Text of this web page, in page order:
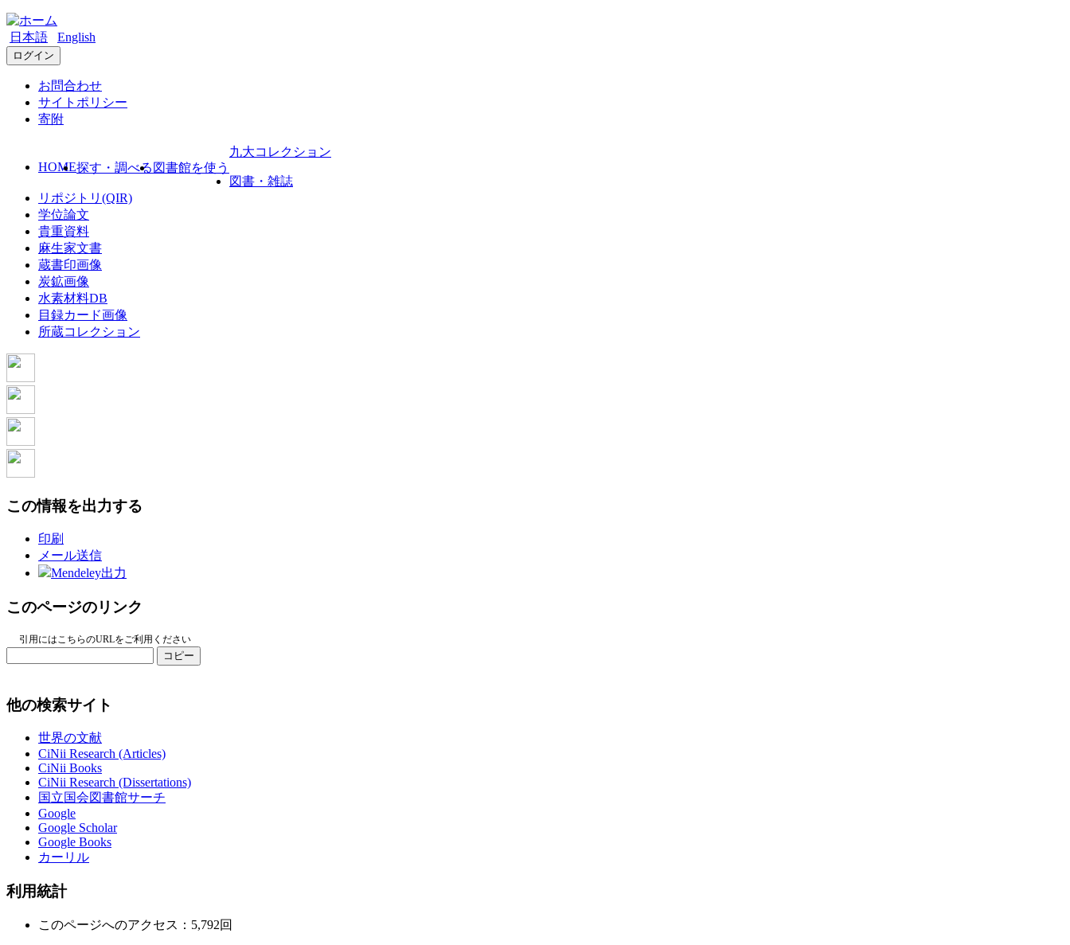
日本語 English
ログイン
お問合わせ
サイトポリシー
寄附
HOME探す・調べる 図書館を使う
九大コレクション
図書・雑誌
リポジトリ(QIR)
学位論文
貴重資料
麻生家文書
蔵書印画像
炭鉱画像
水素材料DB
目録カード画像
所蔵コレクション
この情報を出力する
印刷
メール送信
Mendeley出力
このページのリンク
引用にはこちらのURLをご利用ください
コピー
他の検索サイト
世界の文献
CiNii Research (Articles)
CiNii Books
CiNii Research (Dissertations)
国立国会図書館サーチ
Google
Google Scholar
Google Books
カーリル
利用統計
このページへのアクセス：5,792回